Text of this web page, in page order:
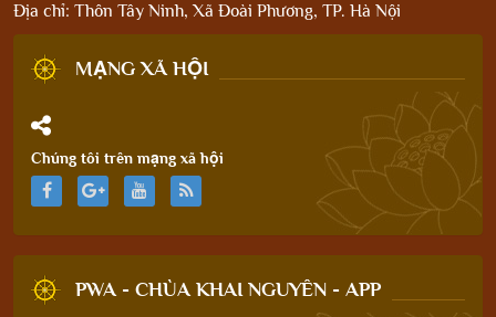
Địa chỉ: Thôn Tây Ninh, Xã Đoài Phương, TP. Hà Nội
MẠNG XÃ HỘI
Chúng tôi trên mạng xã hội
PWA - CHÙA KHAI NGUYÊN - APP